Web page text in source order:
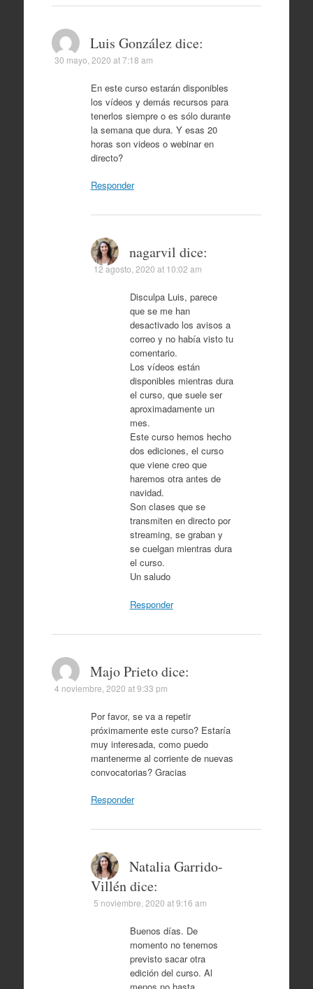
Luis González dice:
30 mayo, 2020 at 7:18 am
En este curso estarán disponibles
los vídeos y demás recursos para
tenerlos siempre o es sólo durante
la semana que dura. Y esas 20
horas son videos o webinar en
directo?
Responder
nagarvil dice:
12 agosto, 2020 at 10:02 am
Disculpa Luis, parece
que se me han
desactivado los avisos a
correo y no había visto tu
comentario.
Los vídeos están
disponibles mientras dura
el curso, que suele ser
aproximadamente un
mes.
Este curso hemos hecho
dos ediciones, el curso
que viene creo que
haremos otra antes de
navidad.
Son clases que se
transmiten en directo por
streaming, se graban y
se cuelgan mientras dura
el curso.
Un saludo
Responder
Majo Prieto dice:
4 noviembre, 2020 at 9:33 pm
Por favor, se va a repetir
próximamente este curso? Estaría
muy interesada, como puedo
mantenerme al corriente de nuevas
convocatorias? Gracias
Responder
Natalia Garrido-
Villén dice:
5 noviembre, 2020 at 9:16 am
Buenos días. De
momento no tenemos
previsto sacar otra
edición del curso. Al